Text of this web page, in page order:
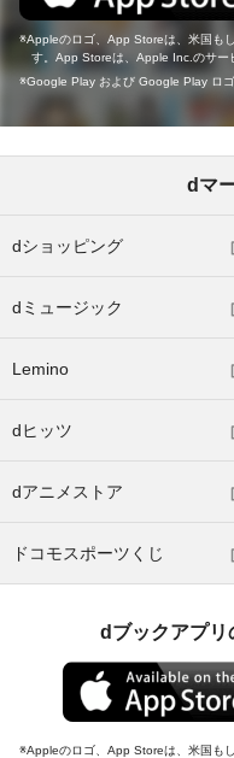
Appleのロゴ、App Storeは、米国も
す。App Storeは、Apple Inc.のサー
Google Play および Google Play ロ
dマ
dショッピング
dミュージック
Lemino
dヒッツ
dアニメストア
ドコモスポーツくじ
dブックアプリ
Appleのロゴ、App Storeは、米国も